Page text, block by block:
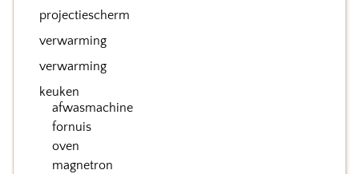
projectiescherm
verwarming
verwarming
keuken
afwasmachine
fornuis
oven
magnetron